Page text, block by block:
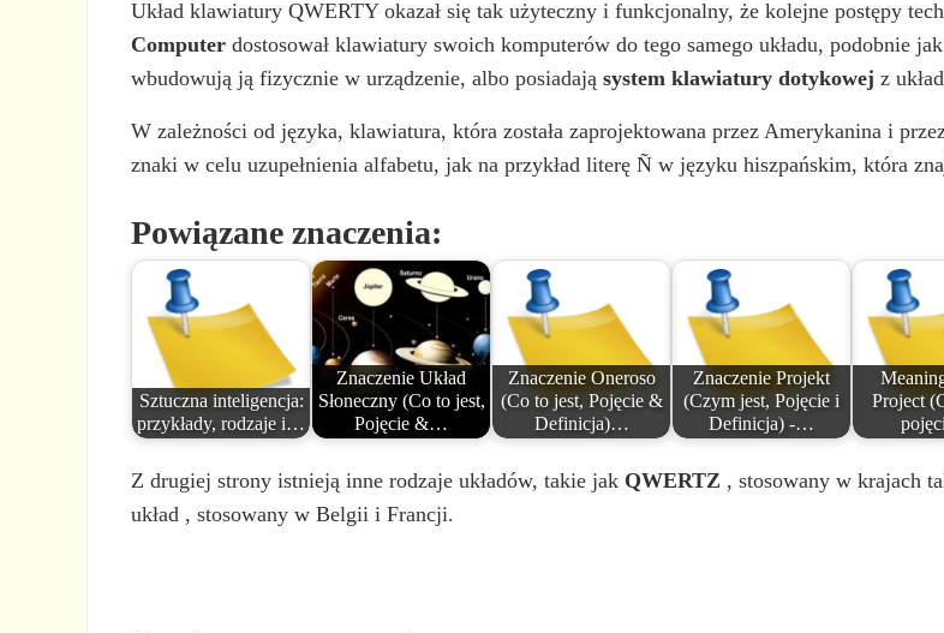
Układ klawiatury QWERTY okazał się tak użyteczny i funkcjonalny, że kolejne postępy
Computer dostosował klawiatury swoich komputerów do tego samego układu, podobnie
wbudowują ją fizycznie w urządzenie, albo posiadająsystem klawiatury dotykowej z
W zależności od języka, klawiatura, która została zaprojektowana przez Amerykanina i
znaki w celu uzupełnienia alfabetu, jak na przykład literę Ñ w języku hiszpańskim, która
Powiązane znaczenia:
Sztuczna inteligencja:
przykłady, rodzaje i…
Znaczenie Układ
Słoneczny (Co to jest,
Pojęcie &…
Znaczenie Oneroso
(Co to jest, Pojęcie &
Definicja)…
Znaczenie Projekt
(Czym jest, Pojęcie i
Definicja) -…
Project
Z drugiej strony istnieją inne rodzaje układów, takie jak QWERTZ , stosowany w krajach
układ , stosowany w Belgii i Francji.